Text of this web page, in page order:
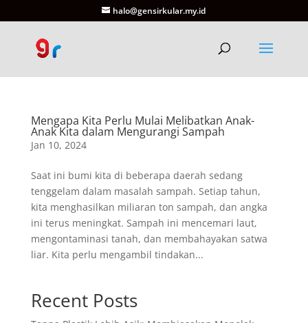
halo@gensirkular.my.id
Mengapa Kita Perlu Mulai Melibatkan Anak-
Anak Kita dalam Mengurangi Sampah
Jan 10, 2024
Saat ini bumi kita di beberapa daerah sedang
tenggelam dalam masalah sampah. Setiap tahun,
kita menghasilkan miliaran ton sampah, dan angka
ini terus meningkat. Sampah ini mencemari laut,
mengontaminasi tanah, dan membahayakan satwa
liar. Kita perlu mengambil tindakan...
Recent Posts